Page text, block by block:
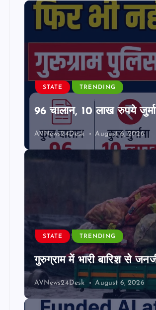
STATE TRENDING
96 चालान, 10 लाख रुपये
AVNews24Desk August 6, 2026
STATE TRENDING
गुरुग्राम में भारी बारिश से
AVNews24Desk August 6, 2026